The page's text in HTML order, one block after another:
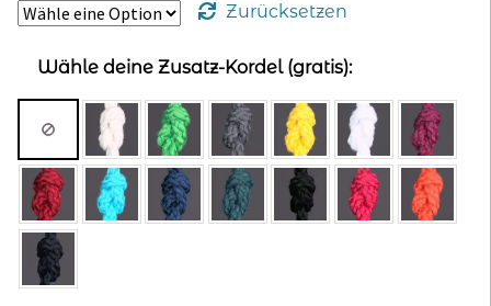
Zurücksetzen
Wähle deine Zusatz-Kordel (gratis):